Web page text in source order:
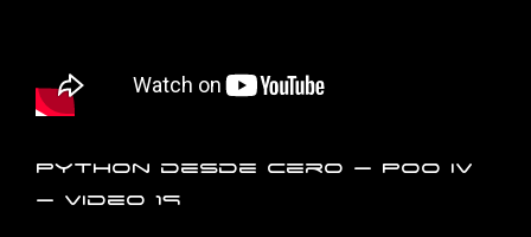
Python desde cero – POO IV
– Video 19